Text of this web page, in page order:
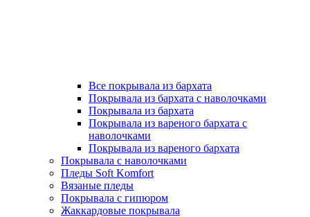
Все покрывала из бархата
Покрывала из бархата с наволочками
Покрывала из бархата
Покрывала из вареного бархата с
наволочками
Покрывала из вареного бархата
Покрывала с наволочками
Пледы Soft Komfort
Вязаные пледы
Покрывала с гипюром
Жаккардовые покрывала